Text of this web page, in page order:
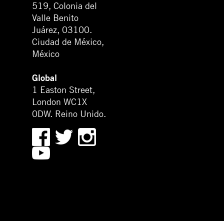
519, Colonia del
Valle Benito
Juárez, 03100.
Ciudad de México,
México
Global
1 Easton Street,
London WC1X
0DW. Reino Unido.